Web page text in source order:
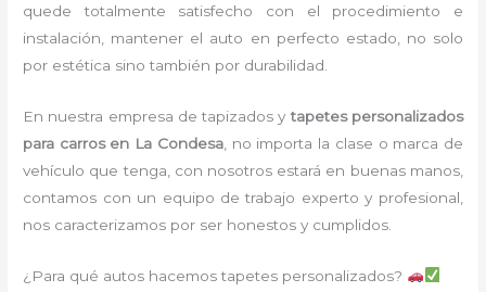
quede totalmente satisfecho con el procedimiento e
instalación, mantener el auto en perfecto estado, no solo
por estética sino también por durabilidad.
En nuestra empresa de tapizados ytapetes personalizados
para carros en La Condesa, no importa la clase o marca de
vehículo que tenga, con nosotros estará en buenas manos,
contamos con un equipo de trabajo experto y profesional,
nos caracterizamos por ser honestos y cumplidos.
¿Para qué autos hacemos tapetes personalizados?